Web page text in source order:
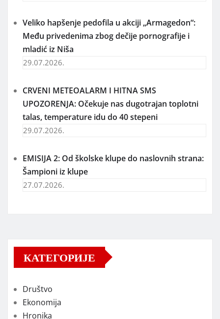
Veliko hapšenje pedofila u akciji „Armagedon“:
Među privedenima zbog dečije pornografije i
mladić iz Niša
29.07.2026.
CRVENI METEOALARM I HITNA SMS
UPOZORENJA: Očekuje nas dugotrajan toplotni
talas, temperature idu do 40 stepeni
29.07.2026.
EMISIJA 2: Od školske klupe do naslovnih strana:
Šampioni iz klupe
27.07.2026.
КАТЕГОРИЈЕ
Društvo
Ekonomija
Hronika